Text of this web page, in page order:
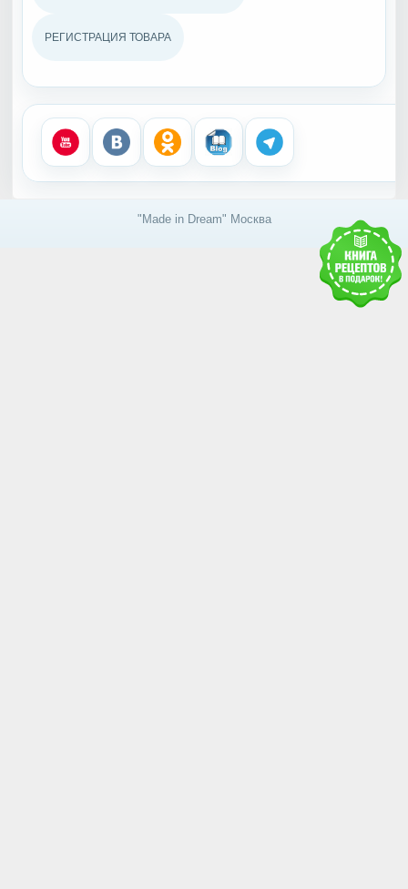
РЕГИСТРАЦИЯ ТОВАРА
"Made in Dream" Москва